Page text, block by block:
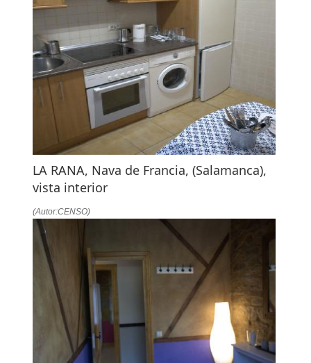
LA RANA, Nava de Francia, (Salamanca),
vista interior
(Autor:CENSO)